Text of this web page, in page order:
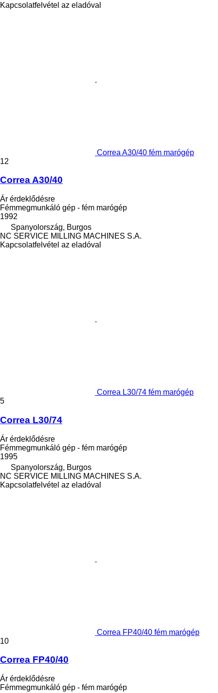
Kapcsolatfelvétel az eladóval
Correa A30/40 fém marógép
12
Correa A30/40
Ár érdeklődésre
Fémmegmunkáló gép - fém marógép
1992
Spanyolország, Burgos
NC SERVICE MILLING MACHINES S.A.
Kapcsolatfelvétel az eladóval
Correa L30/74 fém marógép
5
Correa L30/74
Ár érdeklődésre
Fémmegmunkáló gép - fém marógép
1995
Spanyolország, Burgos
NC SERVICE MILLING MACHINES S.A.
Kapcsolatfelvétel az eladóval
Correa FP40/40 fém marógép
10
Correa FP40/40
Ár érdeklődésre
Fémmegmunkáló gép - fém marógép